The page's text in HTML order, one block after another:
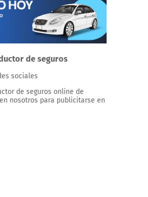
de seguros
sociales
de seguros online de
nosotros para publicitarse en